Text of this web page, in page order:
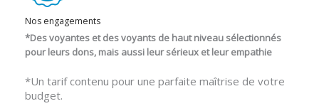
Nos engagements
*Des voyantes et des voyants de haut niveau sélectionnés
pour leurs dons, mais aussi leur sérieux et leur empathie
*Un tarif contenu pour une parfaite maîtrise de votre
budget.